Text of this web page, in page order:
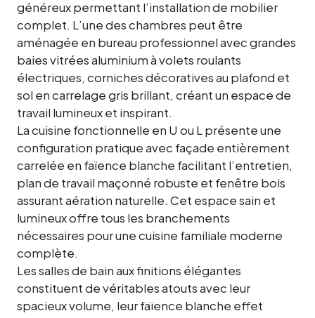
généreux permettant l’installation de mobilier
complet. L’une des chambres peut être
aménagée en bureau professionnel avec grandes
baies vitrées aluminium à volets roulants
électriques, corniches décoratives au plafond et
sol en carrelage gris brillant, créant un espace de
travail lumineux et inspirant.
La cuisine fonctionnelle en U ou L présente une
configuration pratique avec façade entièrement
carrelée en faïence blanche facilitant l’entretien,
plan de travail maçonné robuste et fenêtre bois
assurant aération naturelle. Cet espace sain et
lumineux offre tous les branchements
nécessaires pour une cuisine familiale moderne
complète.
Les salles de bain aux finitions élégantes
constituent de véritables atouts avec leur
spacieux volume, leur faïence blanche effet